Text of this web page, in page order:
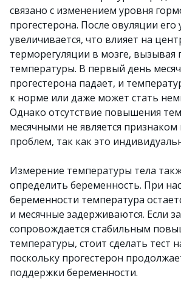
связано с изменением уровня
прогестерона. После овуляции его
увеличивается, что влияет на
терморегуляции в мозге,
температуры. В первый день
прогестерона падает, и
к норме или даже может стать
Однако отсутствие повышения
месячными не является признаком
проблем, так как это
Измерение температуры тела
определить беременность. При
беременности температура
и месячные задерживаются. Если
сопровождается стабильным
температуры, стоит сделать тест
поскольку прогестерон
поддержки беременности.